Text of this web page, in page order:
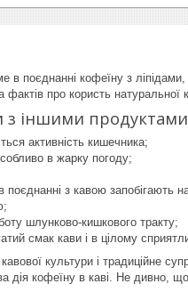
в поєднанні кофеїну з
фактів про користь натуральної
з іншими
активність кишечника;
в жарку погоду;
поєднанні з кавою запобігають
шлунково-кишкового тракту;
смак кави і в цілому
культури і традиційне
дія кофеїну в каві. Не дивно,